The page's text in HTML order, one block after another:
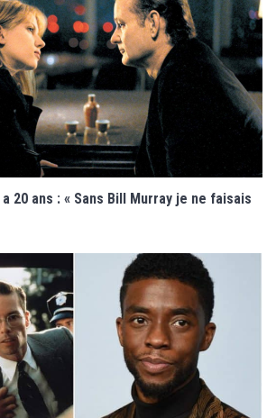
20 ans : « Sans Bill Murray je ne faisais